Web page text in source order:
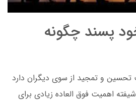
پسند چگونه
تحسین و تمجید از سوی دیگران دارد
اهمیت فوق العاده زیادی برای